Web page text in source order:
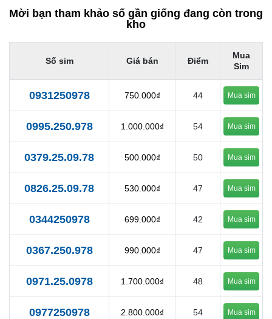
Mời bạn tham khảo số gần giống đang còn trong
kho
Số sim Giá bán Điểm
Mua
Sim
0931250978 750.000₫ 44 Mua sim
0995.250.978 1.000.000₫ 54 Mua sim
0379.25.09.78 500.000₫ 50 Mua sim
0826.25.09.78 530.000₫ 47 Mua sim
0344250978 699.000₫ 42 Mua sim
0367.250.978 990.000₫ 47 Mua sim
0971.25.0978 1.700.000₫ 48 Mua sim
0977250978 2.800.000₫ 54 Mua sim